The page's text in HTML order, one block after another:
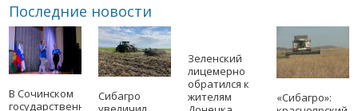
Последние новости
В Сочинском
государственном
Сибагро
Зеленский
лицемерно
обратился к
жителям
«Сибагро»: